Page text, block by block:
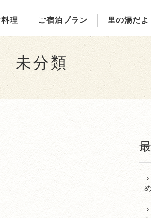
料理 ご宿泊プラン 里の湯だよ
未分類